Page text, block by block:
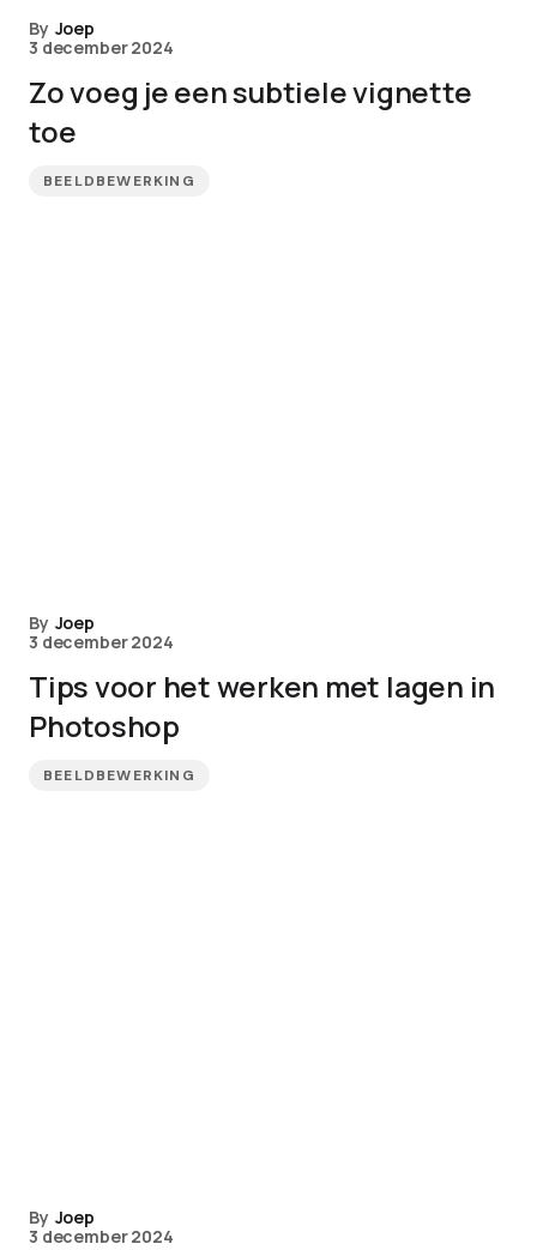
By Joep
3 december 2024
Zo voeg je een subtiele vignette
toe
BEELDBEWERKING
By Joep
3 december 2024
Tips voor het werken met lagen in
Photoshop
BEELDBEWERKING
By Joep
3 december 2024